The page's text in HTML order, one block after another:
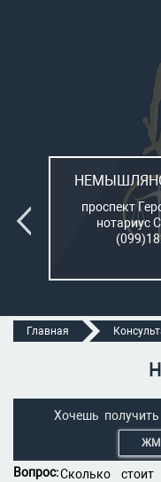
проспект
нотариус
Главная
Хочешь
Вопрос:Сколько